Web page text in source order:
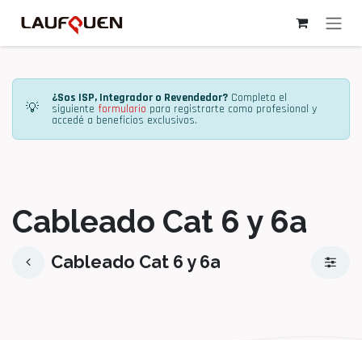
💡
¿Sos ISP, Integrador o Revendedor? Completa el
siguiente formulario para registrarte como profesional y
accedé a beneficios exclusivos.
Cableado Cat 6 y 6a
Cableado Cat 6 y 6a